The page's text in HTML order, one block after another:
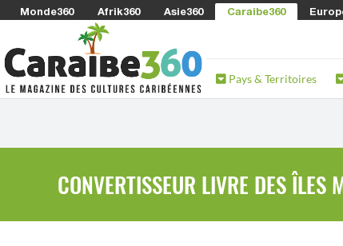
Monde360 Afrik360 Asie360 Caraibe360
Pays & Territoires
CONVERTISSEUR LIVRE DES